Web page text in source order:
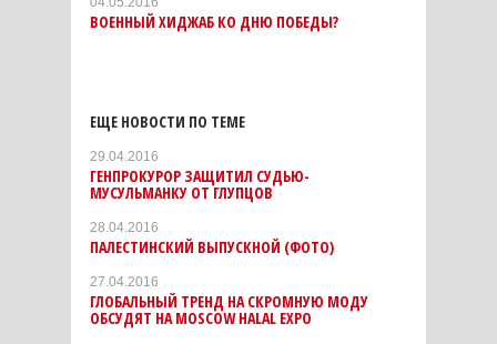
ВОЕННЫЙ ХИДЖАБ КО ДНЮ ПОБЕДЫ?
ЕЩЕ НОВОСТИ ПО ТЕМЕ
29.04.2016
ГЕНПРОКУРОР ЗАЩИТИЛ СУДЬЮ-
МУСУЛЬМАНКУ ОТ ГЛУПЦОВ
28.04.2016
ПАЛЕСТИНСКИЙ ВЫПУСКНОЙ (ФОТО)
27.04.2016
ГЛОБАЛЬНЫЙ ТРЕНД НА СКРОМНУЮ МОДУ
ОБСУДЯТ НА MOSCOW HALAL EXPO